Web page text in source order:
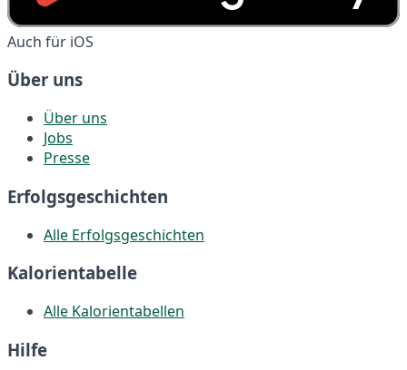
Auch für iOS
Über uns
Über uns
Jobs
Presse
Erfolgsgeschichten
Alle Erfolgsgeschichten
Kalorientabelle
Alle Kalorientabellen
Hilfe